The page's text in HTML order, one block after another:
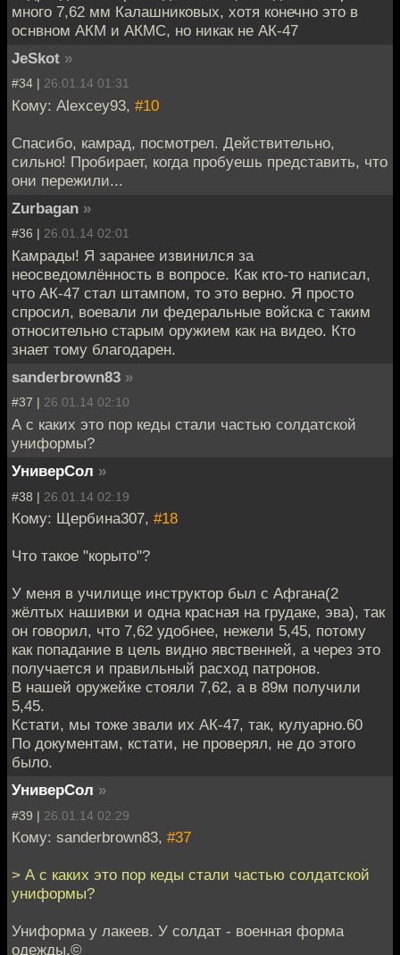
много 7,62 мм Калашниковых, хотя конечно это в
оснвном АКМ и АКМС, но никак не АК-47
JeSkot »
#34 | 26.01.14 01:31
Кому: Alexcey93, #10
Спасибо, камрад, посмотрел. Действительно,
сильно! Пробирает, когда пробуешь представить, что
они пережили...
Zurbagan »
#36 | 26.01.14 02:01
Камрады! Я заранее извинился за
неосведомлённость в вопросе. Как кто-то написал,
что АК-47 стал штампом, то это верно. Я просто
спросил, воевали ли федеральные войска с таким
относительно старым оружием как на видео. Кто
знает тому благодарен.
sanderbrown83 »
#37 | 26.01.14 02:10
А с каких это пор кеды стали частью солдатской
униформы?
УниверСол »
#38 | 26.01.14 02:19
Кому: Щербина307, #18
Что такое "корыто"?
У меня в училище инструктор был с Афгана(2
жёлтых нашивки и одна красная на грудаке, эва), так
он говорил, что 7,62 удобнее, нежели 5,45, потому
как попадание в цель видно явственней, а через это
получается и правильный расход патронов.
В нашей оружейке стояли 7,62, а в 89м получили
5,45.
Кстати, мы тоже звали их АК-47, так, кулуарно.60
По документам, кстати, не проверял, не до этого
было.
УниверСол »
#39 | 26.01.14 02:29
Кому: sanderbrown83, #37
> А с каких это пор кеды стали частью солдатской
униформы?
Униформа у лакеев. У солдат - военная форма
одежды.©